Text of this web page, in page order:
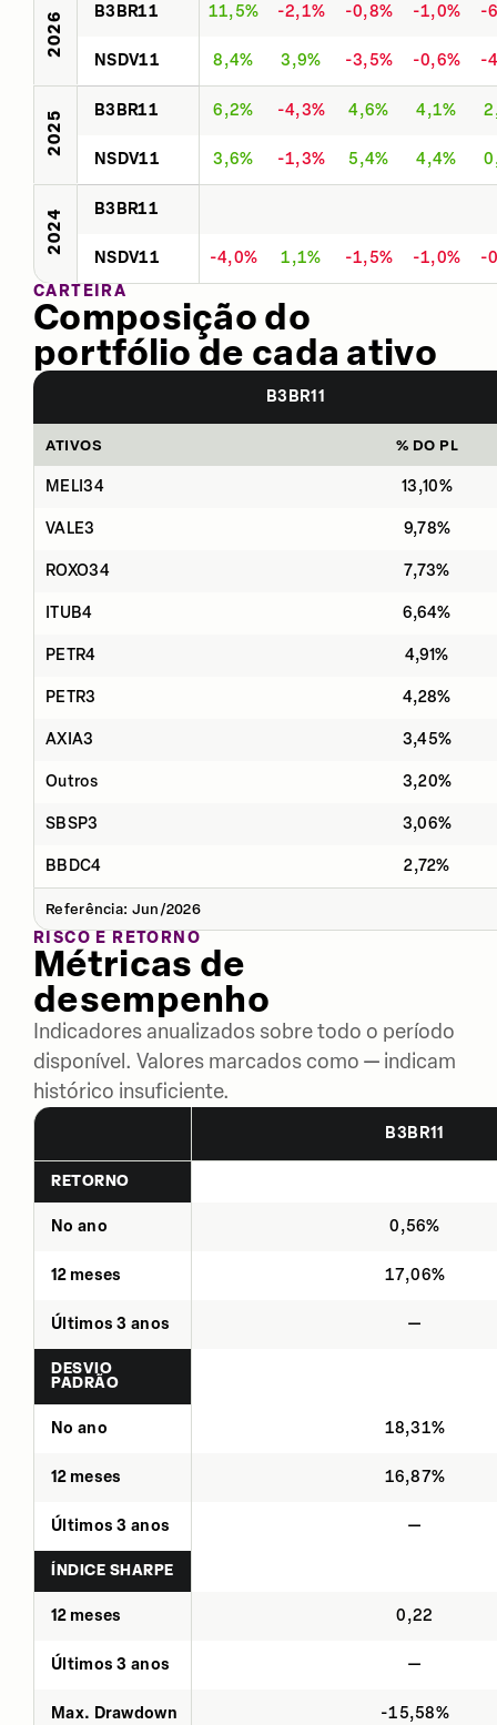
2026 B3BR11 11,5% -2,1% -0,8% -1,0% -
NSDV11 8,4% 3,9% -3,5% -0,6% -
2025 B3BR11 6,2% -4,3% 4,6% 4,1%
NSDV11 3,6% -1,3% 5,4% 4,4%
2024 B3BR11
NSDV11 -4,0% 1,1% -1,5% -1,0%
-
CARTEIRA
Composição do
portfólio de cada ativo
B3BR11
ATIVOS % DO PL
MELI34 13,10%
VALE3 9,78%
ROXO34 7,73%
ITUB4 6,64%
PETR4 4,91%
PETR3 4,28%
AXIA3 3,45%
Outros 3,20%
SBSP3 3,06%
BBDC4 2,72%
Referência: Jun/2026
RISCO E RETORNO
Métricas de
desempenho
Indicadores anualizados sobre todo o período
disponível. Valores marcados como — indicam
histórico insuficiente.
B3BR11
RETORNO
No ano 0,56%
12 meses 17,06%
Últimos 3 anos —
DESVIO
PADRÃO
No ano 18,31%
12 meses 16,87%
Últimos 3 anos —
ÍNDICE SHARPE
12 meses 0,22
Últimos 3 anos —
Max. Drawdown -15,58%